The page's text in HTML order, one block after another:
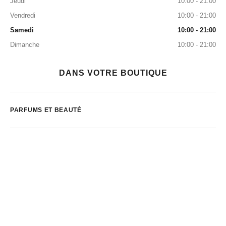
Vendredi
10:00 - 21:00
Samedi
10:00 - 21:00
Dimanche
10:00 - 21:00
DANS VOTRE BOUTIQUE
PARFUMS ET BEAUTÉ